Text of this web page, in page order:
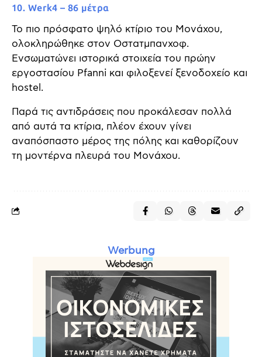
10. Werk4 – 86 μέτρα
Το πιο πρόσφατο ψηλό κτίριο του Μονάχου,
ολοκληρώθηκε στον Οστατμπανχοφ.
Ενσωματώνει ιστορικά στοιχεία του πρώην
εργοστασίου Pfanni και φιλοξενεί ξενοδοχείο και
hostel.
Παρά τις αντιδράσεις που προκάλεσαν πολλά
από αυτά τα κτίρια, πλέον έχουν γίνει
αναπόσπαστο μέρος της πόλης και καθορίζουν
τη μοντέρνα πλευρά του Μονάχου.
Werbung